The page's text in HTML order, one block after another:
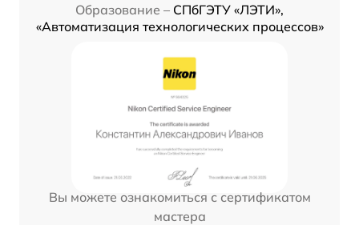
Образование – СПбГЭТУ «ЛЭТИ»,
«Автоматизация технологических процессов»
Вы можете ознакомиться с сертификатом
мастера